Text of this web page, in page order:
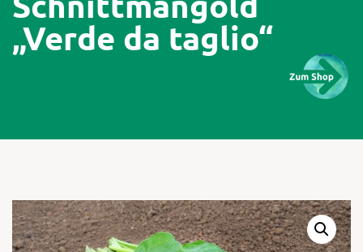
Kontakt
Zum
„Verde da taglio“